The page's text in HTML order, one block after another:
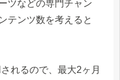
ツなどの専門チャン
テンツ数を考えると
れるので、最大2ヶ月